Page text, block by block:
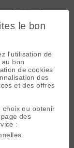
Nord,
:Belledonne
:
Pointe
Nord (2571
: 1295 m.
de
:
ski :
le bon
l'utilisation de
bon
de cookies
des
et des offres
choix ou obtenir
des
: